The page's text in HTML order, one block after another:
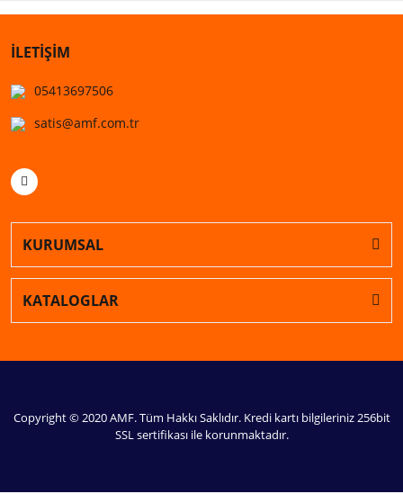
İLETİŞİM
05413697506
satis@amf.com.tr
KURUMSAL
KATALOGLAR
Copyright © 2020 AMF. Tüm Hakkı Saklıdır. Kredi kartı bilgileriniz 256bit
SSL sertifikası ile korunmaktadır.